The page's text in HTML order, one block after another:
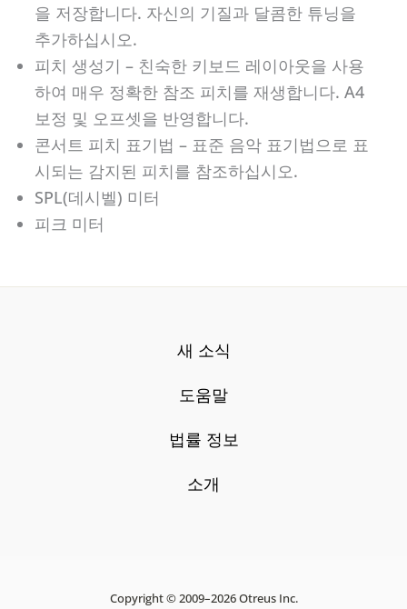
을 저장합니다. 자신의 기질과 달콤한 튜닝을
추가하십시오.
피치 생성기 – 친숙한 키보드 레이아웃을 사용
하여 매우 정확한 참조 피치를 재생합니다. A4
보정 및 오프셋을 반영합니다.
콘서트 피치 표기법 – 표준 음악 표기법으로 표
시되는 감지된 피치를 참조하십시오.
SPL(데시벨) 미터
피크 미터
새 소식
도움말
법률 정보
소개
Copyright © 2009–2026 Otreus Inc.